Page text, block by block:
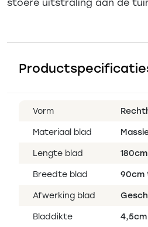
Vorm
Materiaal blad
Lengte blad
Breedte blad
90cm
Afwerking blad
Bladdikte
4,5cm